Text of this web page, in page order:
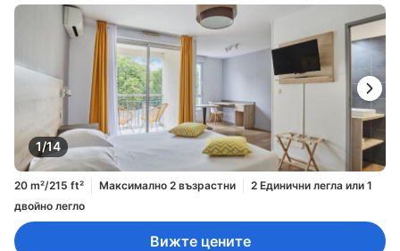
1/14
20 m²/215 ft² Максимално 2 възрастни
2 Единични легла или 1
двойно легло
Вижте цените